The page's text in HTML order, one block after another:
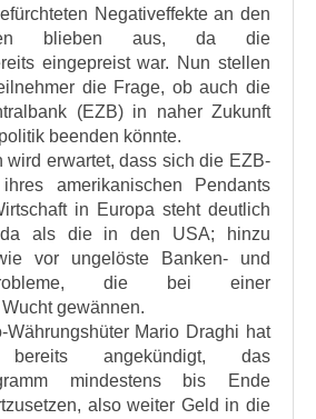
Negativeffekte an den
blieben aus, da die
eingepreist war. Nun stellen
die Frage, ob auch die
(EZB) in naher Zukunft
beenden könnte.
wird erwartet, dass sich die EZB-
amerikanischen Pendants
in Europa steht deutlich
da als die in den USA; hinzu
vor ungelöste Banken- und
die bei einer
gewännen.
Währungshüter Mario Draghi hat
angekündigt, das
mindestens bis Ende
also weiter Geld in die